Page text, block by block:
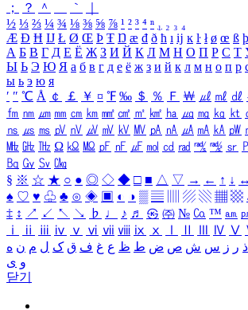
；
？ ＾ ｀
½ ⅓ ⅔ ¼ ¾ ⅛ ⅜ ⅝ ⅞ ¹ ² ³ ⁴ ⁿ ₁ ₂ ₃ ₄
Æ Ð Ħ Ĳ Ł Ø Œ Þ Ŧ Ŋ æ đ ð ħ ı ĳ ĸ ŀ ł ø œ ß þ
А Б В Г Д Е Ё Ж З И Й К Л М Н О П Р С Т
Ы Ь Э Ю Я а б в г д е ё ж з и й к л м н о п р
ы ь э ю я
′ ″ ℃ Å ￠ ￡ ￥ ¤ ℉ ‰ ＄ ％ Ｆ ￦ ㎕ ㎖ ㎗
㎙ ㎚ ㎛ ㎜ ㎝ ㎞ ㎟ ㎠ ㎡ ㎢ ㏊ ㎍ ㎎ ㎏ ㏏
㎱ ㎲ ㎳ ㎴ ㎵ ㎶ ㎷ ㎸ ㎹ ㎀ ㎁ ㎂ ㎃ ㎄ ㎺
㎒ ㎓ ㎔ Ω ㏀ ㏁ ㎊ ㎋ ㎌ ㏖ ㏅ ㎭ ㎮ ㎯ ㏛
㏃ ㏉ ㏜ ㏆
§ ※ ☆ ★ ○ ● ◎ ◇ ◆ □ ■ △ ▽ → ← ↑ ↓ ↔
♠ ♡ ♥ ♧ ♣ ⊙ ◈ ▣ ◐ ◑ ▒ ▤ ▨ ▧ ▦ ▩
‡ ↕ ↗ ↙ ↖ ↘ ♭ ♩ ♪ ♬ ㉿ ㈜ № ㏇ ™ ㏂
ⅰ
ⅱ ⅲ ⅳ ⅴ ⅵ ⅶ ⅷ ⅸ ⅹ Ⅳ Ⅴ
ذ ر ز س ش ص ض ط ظ ع غ ف ق ک ل م ن ه
و ی
닫기